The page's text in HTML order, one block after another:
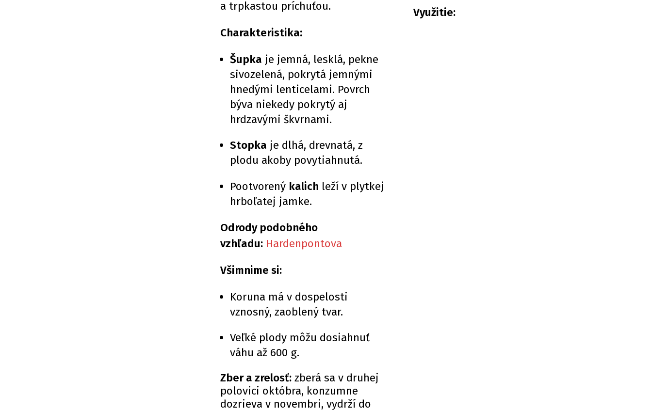
a trpkastou príchuťou.
Charakteristika:
Šupka je jemná, lesklá, pekne
sivozelená, pokrytá jemnými
hnedými lenticelami. Povrch
býva niekedy pokrytý aj
hrdzavými škvrnami.
Stopka je dlhá, drevnatá, z
plodu akoby povytiahnutá.
Pootvorený kalich leží v plytkej
hrboľatej jamke.
Odrody podobného
vzhľadu: Hardenpontova
Všimnime si:
Koruna má v dospelosti
vznosný, zaoblený tvar.
Veľké plody môžu dosiahnuť
váhu až 600 g.
Zber a zrelosť:zberá sa v druhej
polovici októbra, konzumne
dozrieva v novembri, vydrží do
Využitie: